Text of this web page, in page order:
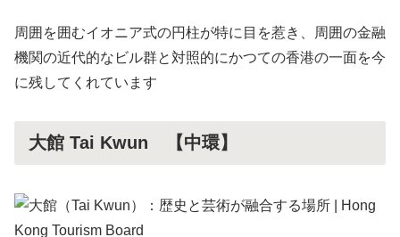
周囲を囲むイオニア式の円柱が特に目を惹き、周囲の金融
機関の近代的なビル群と対照的にかつての香港の一面を今
に残してくれています
大館 Tai Kwun 【中環】